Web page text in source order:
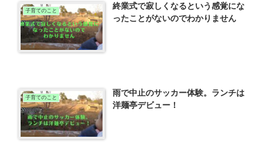
子育てのこと
終業式で寂しくなるという感覚にな
ったことがないのでわかりません
子育てのこと
雨で中止のサッカー体験。ランチは
洋麺亭デビュー！